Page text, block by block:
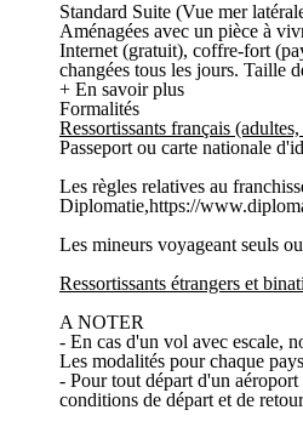
Standard Suite (Vue mer
Aménagées avec un pièce à
Internet (gratuit), coffre-fort
changées tous les jours. Taille
+ En savoir plus
Formalités
Ressortissants français
Passeport ou carte nationale
Les règles relatives au
Diplomatie,https://
Les mineurs voyageant seuls
Ressortissants étrangers et
A NOTER
- En cas d'un vol avec escale,
Les modalités pour chaque
- Pour tout départ d'un
conditions de départ et de